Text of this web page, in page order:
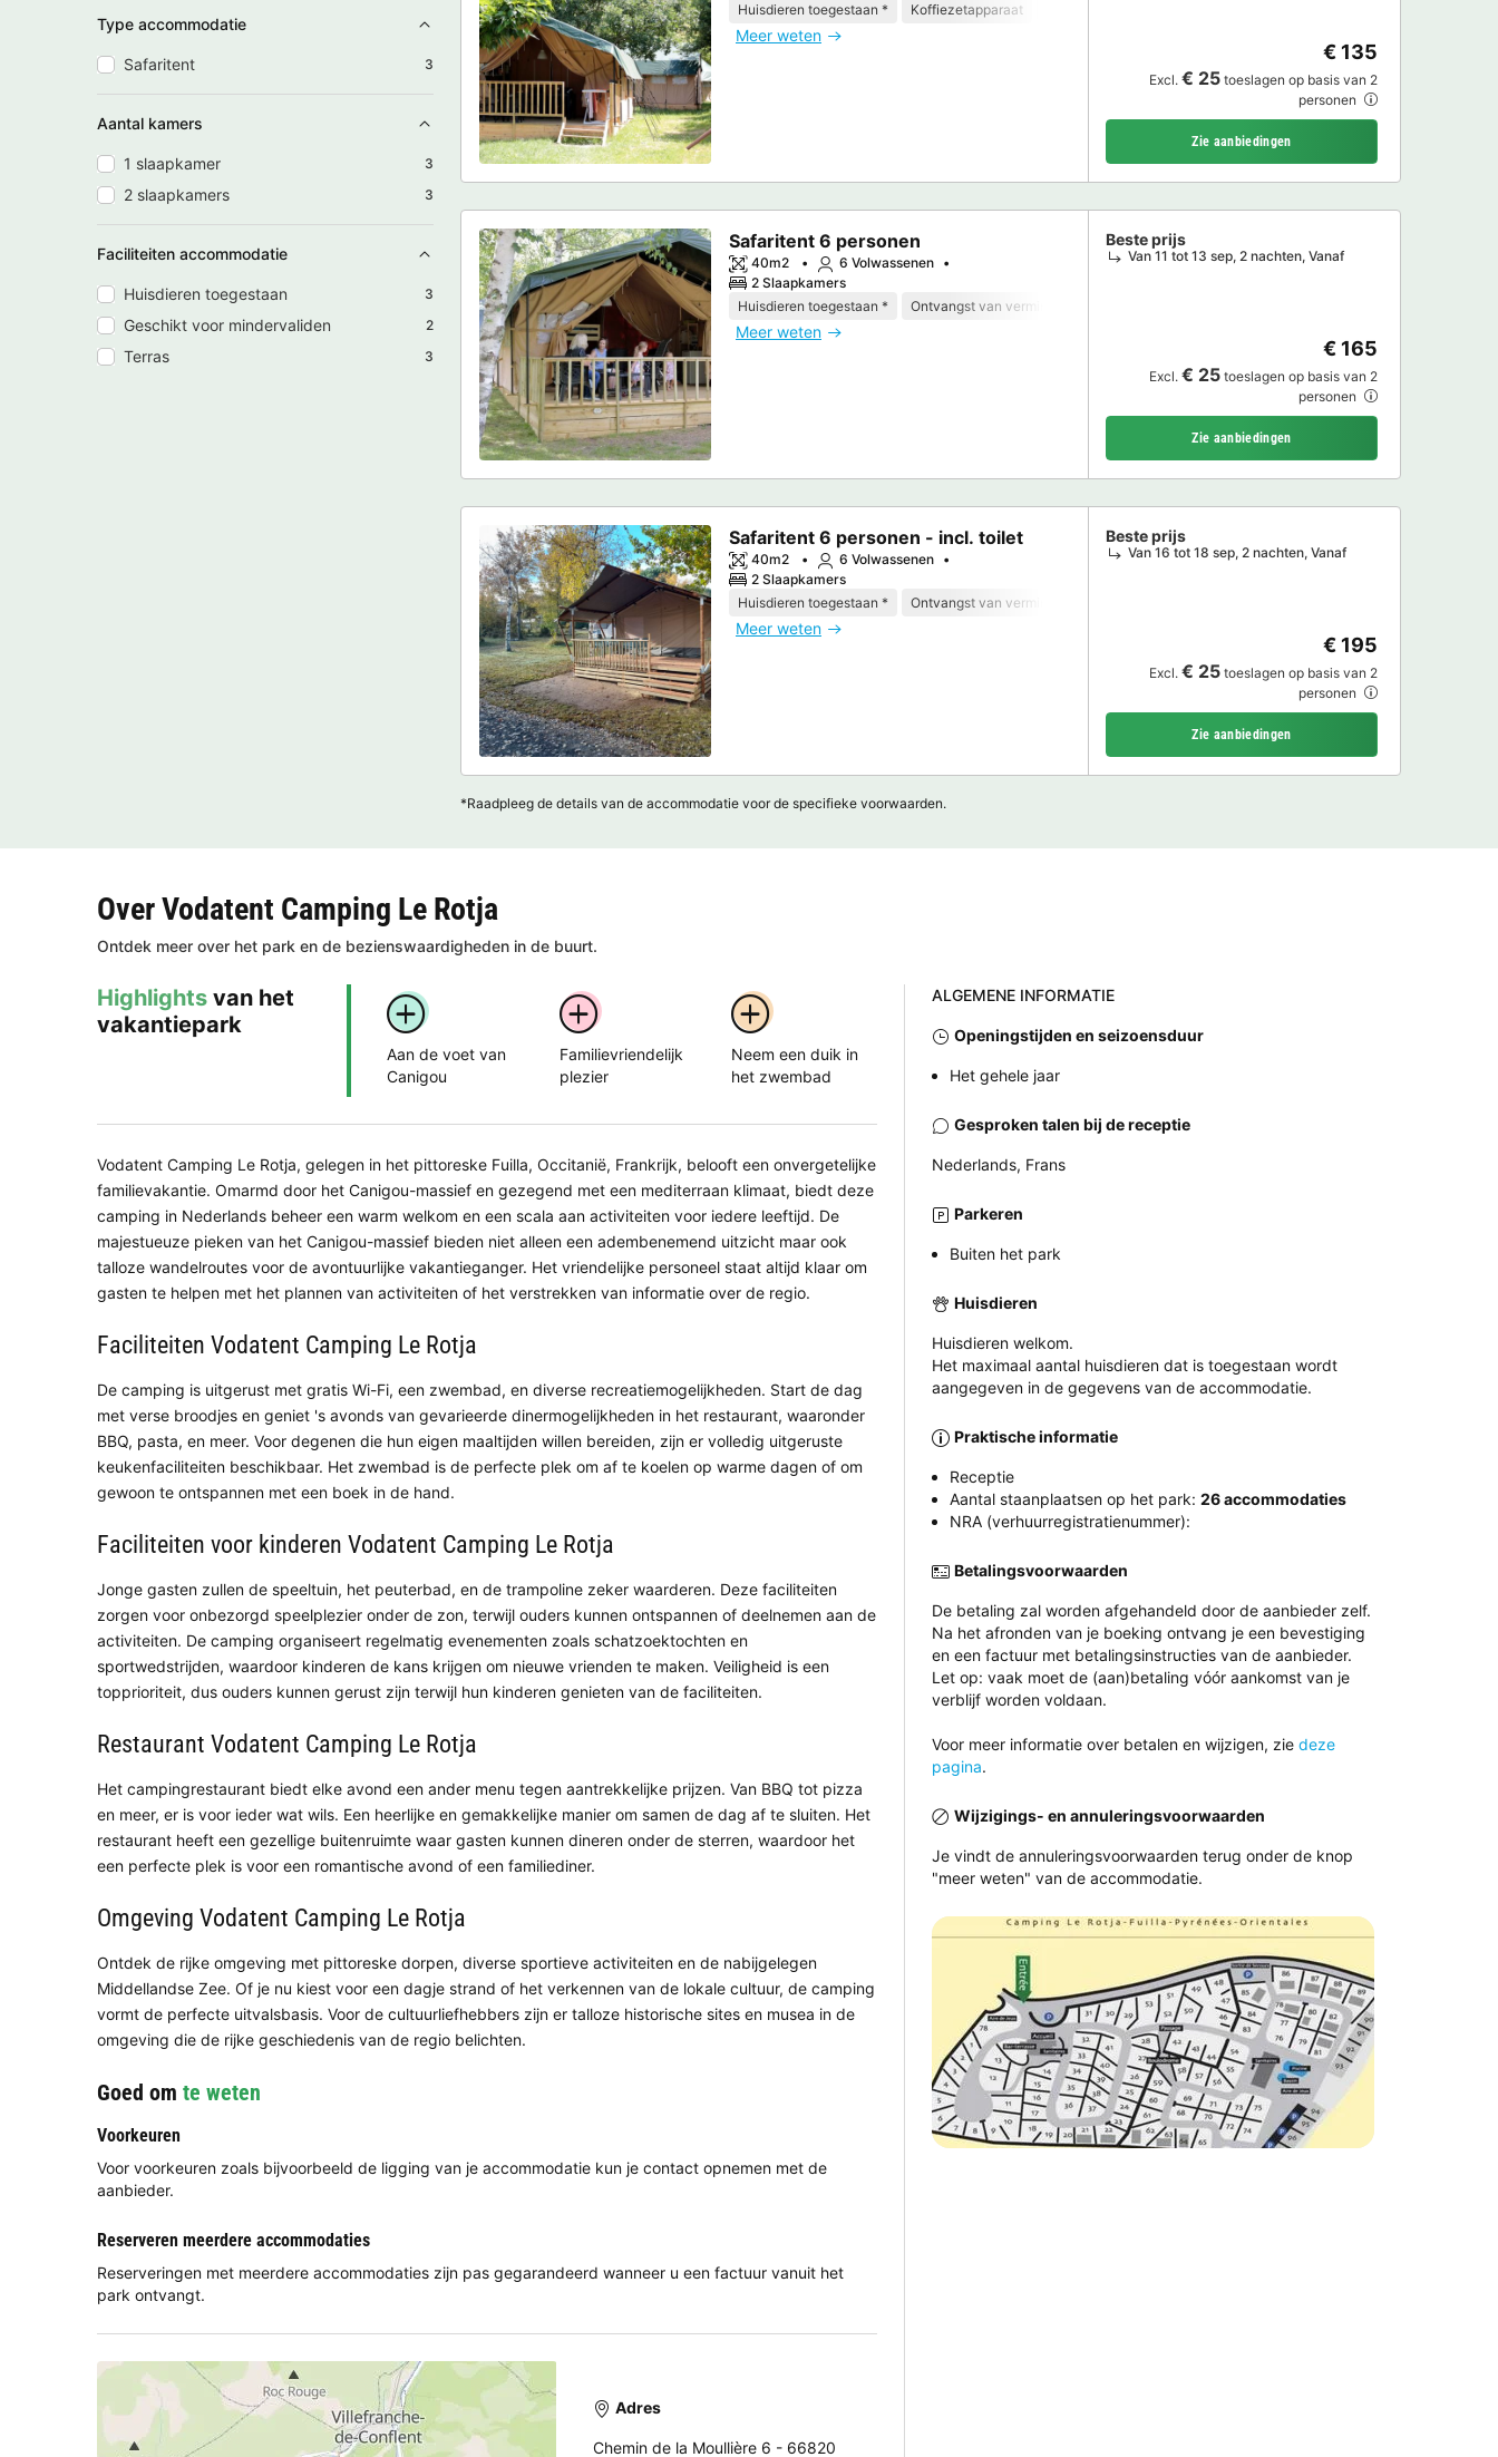
Type accommodatie
Safaritent 3
Aantal kamers
1 slaapkamer 3
2 slaapkamers 3
Faciliteiten accommodatie
Huisdieren toegestaan 3
Geschikt voor mindervaliden 2
Terras 3
Huisdieren toegestaan *
Koffiezetapparaat
Meer weten
€ 135
Excl. € 25 toeslagen op basis van 2
personen
Zie aanbiedingen
Safaritent 6 personen
40m2
6 Volwassenen
2 Slaapkamers
Huisdieren toegestaan *
Ontvangst van verminderde mobiliteit
Meer weten
Beste prijs
Van 11 tot 13 sep, 2 nachten, Vanaf
€ 165
Excl. € 25 toeslagen op basis van 2
personen
Zie aanbiedingen
Safaritent 6 personen - incl. toilet
40m2
6 Volwassenen
2 Slaapkamers
Huisdieren toegestaan *
Ontvangst van verminderde mobiliteit
Meer weten
Beste prijs
Van 16 tot 18 sep, 2 nachten, Vanaf
€ 195
Excl. € 25 toeslagen op basis van 2
personen
Zie aanbiedingen
*Raadpleeg de details van de accommodatie voor de specifieke voorwaarden.
Over Vodatent Camping Le Rotja
Ontdek meer over het park en de bezienswaardigheden in de buurt.
Highlights van het
vakantiepark
Aan de voet van
Canigou
Familievriendelijk
plezier
Neem een duik in
het zwembad
Vodatent Camping Le Rotja, gelegen in het pittoreske Fuilla, Occitanië, Frankrijk, belooft een onvergetelijke
familievakantie. Omarmd door het Canigou-massief en gezegend met een mediterraan klimaat, biedt deze
camping in Nederlands beheer een warm welkom en een scala aan activiteiten voor iedere leeftijd. De
majestueuze pieken van het Canigou-massief bieden niet alleen een adembenemend uitzicht maar ook
talloze wandelroutes voor de avontuurlijke vakantieganger. Het vriendelijke personeel staat altijd klaar om
gasten te helpen met het plannen van activiteiten of het verstrekken van informatie over de regio.
Faciliteiten Vodatent Camping Le Rotja
De camping is uitgerust met gratis Wi-Fi, een zwembad, en diverse recreatiemogelijkheden. Start de dag
met verse broodjes en geniet 's avonds van gevarieerde dinermogelijkheden in het restaurant, waaronder
BBQ, pasta, en meer. Voor degenen die hun eigen maaltijden willen bereiden, zijn er volledig uitgeruste
keukenfaciliteiten beschikbaar. Het zwembad is de perfecte plek om af te koelen op warme dagen of om
gewoon te ontspannen met een boek in de hand.
Faciliteiten voor kinderen Vodatent Camping Le Rotja
Jonge gasten zullen de speeltuin, het peuterbad, en de trampoline zeker waarderen. Deze faciliteiten
zorgen voor onbezorgd speelplezier onder de zon, terwijl ouders kunnen ontspannen of deelnemen aan de
activiteiten. De camping organiseert regelmatig evenementen zoals schatzoektochten en
sportwedstrijden, waardoor kinderen de kans krijgen om nieuwe vrienden te maken. Veiligheid is een
topprioriteit, dus ouders kunnen gerust zijn terwijl hun kinderen genieten van de faciliteiten.
Restaurant Vodatent Camping Le Rotja
Het campingrestaurant biedt elke avond een ander menu tegen aantrekkelijke prijzen. Van BBQ tot pizza
en meer, er is voor ieder wat wils. Een heerlijke en gemakkelijke manier om samen de dag af te sluiten. Het
restaurant heeft een gezellige buitenruimte waar gasten kunnen dineren onder de sterren, waardoor het
een perfecte plek is voor een romantische avond of een familiediner.
Omgeving Vodatent Camping Le Rotja
Ontdek de rijke omgeving met pittoreske dorpen, diverse sportieve activiteiten en de nabijgelegen
Middellandse Zee. Of je nu kiest voor een dagje strand of het verkennen van de lokale cultuur, de camping
vormt de perfecte uitvalsbasis. Voor de cultuurliefhebbers zijn er talloze historische sites en musea in de
omgeving die de rijke geschiedenis van de regio belichten.
Goed om te weten
Voorkeuren
Voor voorkeuren zoals bijvoorbeeld de ligging van je accommodatie kun je contact opnemen met de
aanbieder.
Reserveren meerdere accommodaties
Reserveringen met meerdere accommodaties zijn pas gegarandeerd wanneer u een factuur vanuit het
park ontvangt.
Adres
Chemin de la Moullière 6 - 66820
ALGEMENE INFORMATIE
Openingstijden en seizoensduur
Het gehele jaar
Gesproken talen bij de receptie
Nederlands, Frans
Parkeren
Buiten het park
Huisdieren
Huisdieren welkom.
Het maximaal aantal huisdieren dat is toegestaan wordt
aangegeven in de gegevens van de accommodatie.
Praktische informatie
Receptie
Aantal staanplaatsen op het park:26 accommodaties
NRA (verhuurregistratienummer):
Betalingsvoorwaarden
De betaling zal worden afgehandeld door de aanbieder zelf.
Na het afronden van je boeking ontvang je een bevestiging
en een factuur met betalingsinstructies van de aanbieder.
Let op: vaak moet de (aan)betaling vóór aankomst van je
verblijf worden voldaan.
Voor meer informatie over betalen en wijzigen, ziedeze
pagina.
Wijzigings- en annuleringsvoorwaarden
Je vindt de annuleringsvoorwaarden terug onder de knop
"meer weten" van de accommodatie.
Bekijk de kaart